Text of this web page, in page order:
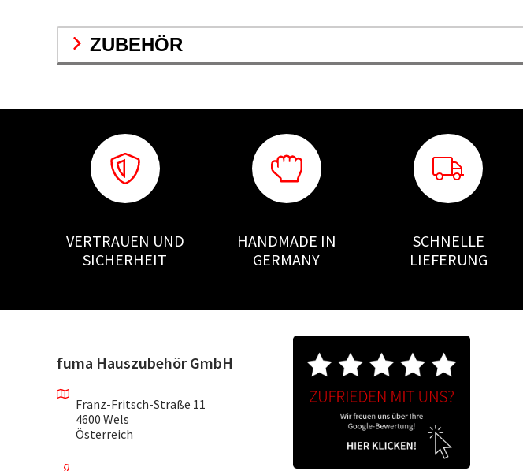
ZUBEHÖR
VERTRAUEN UND
SICHERHEIT
HANDMADE IN
GERMANY
SCHNELLE
LIEFERUNG
fuma Hauszubehör GmbH
Franz-Fritsch-Straße 11
4600 Wels
Österreich